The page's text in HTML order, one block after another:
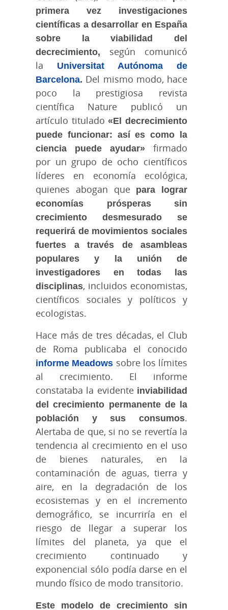
primera vez investigaciones
científicas a desarrollar en España
sobre la viabilidad del
decrecimiento, según comunicó
la Universitat Autónoma de
Barcelona. Del mismo modo, hace
poco la prestigiosa revista
científica Nature publicó un
artículo titulado«El decrecimiento
puede funcionar: así es como la
ciencia puede ayudar» firmado
por un grupo de ocho científicos
líderes en economía ecológica,
quienes abogan que para lograr
economías prósperas sin
crecimiento desmesurado se
requerirá de movimientos sociales
fuertes a través de asambleas
populares y la unión de
investigadores en todas las
disciplinas, incluidos economistas,
científicos sociales y políticos y
ecologistas.
Hace más de tres décadas, el Club
de Roma publicaba el conocido
informe Meadows sobre los límites
al crecimiento. El informe
constataba la evidenteinviabilidad
del crecimiento permanente de la
población y sus consumos.
Alertaba de que, si no se revertía la
tendencia al crecimiento en el uso
de bienes naturales, en la
contaminación de aguas, tierra y
aire, en la degradación de los
ecosistemas y en el incremento
demográfico, se incurriría en el
riesgo de llegar a superar los
límites del planeta, ya que el
crecimiento continuado y
exponencial sólo podía darse en el
mundo físico de modo transitorio.
Este modelo de crecimiento sin